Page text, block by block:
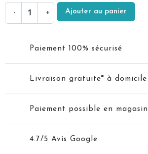
- + Ajouter au panier
Paiement 100% sécurisé
Livraison gratuite* à domicile
Paiement possible en magasin
4.7/5 Avis Google